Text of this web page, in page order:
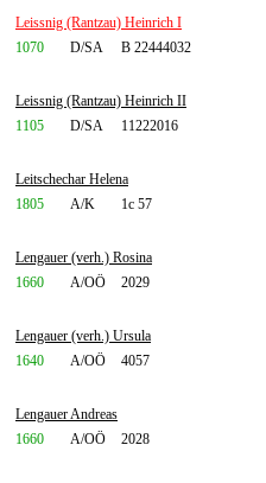
Leissnig (Rantzau) Heinrich I
1070
D/SA B 22444032
Leissnig (Rantzau) Heinrich II
1105
D/SA 11222016
Leitschechar Helena
1805
A/K 1c 57
Lengauer (verh.) Rosina
1660
A/OÖ 2029
Lengauer (verh.) Ursula
1640
A/OÖ 4057
Lengauer Andreas
1660
A/OÖ 2028